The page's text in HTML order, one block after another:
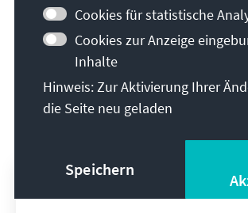
Alle Publikationen
Mediathek
Cookies für statistische
Cookies zur Anzeige
Inhalte
Hinweis: Zur Aktivierung Ihrer
die Seite neu geladen
Speichern